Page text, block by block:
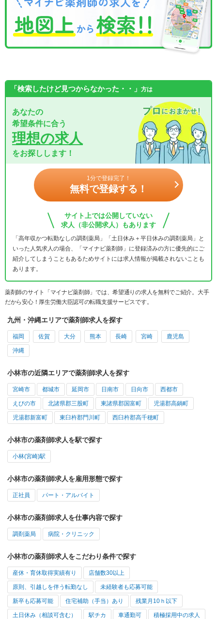
「検索したけど見つからなかった・・」 方は
あなたの
希望条件に合う
理想の求人
をお探しします！
1分で登録完了！
無料で登録する！
サイト上では公開していない
求人（非公開求人）もあります
「高年収かつ転勤なしの調剤薬局」「土日休み＋平日休みの調剤薬局」と
いった人気求人の場合、「マイナビ薬剤師」に登録済みの方に優先的にご
紹介してしまうこともあるためサイトには求人情報が掲載されないことも
あります。
薬剤師のサイト「マイナビ薬剤師」では、希望通りの求人を無料でご紹介。大手
だから安心！厚生労働大臣認可の転職支援サービスです。
九州・沖縄エリアで薬剤師求人を探す
福岡 佐賀 大分 熊本 長崎 宮崎 鹿児島
沖縄
小林市の近隣エリアで薬剤師求人を探す
宮崎市 都城市 延岡市 日南市 日向市 西都市
えびの市 北諸県郡三股町 東諸県郡国富町 児湯郡高鍋町
児湯郡新富町 東臼杵郡門川町 西臼杵郡高千穂町
小林市の薬剤師求人を駅で探す
小林(宮崎)駅
小林市の薬剤師求人を雇用形態で探す
正社員 パート・アルバイト
小林市の薬剤師求人を仕事内容で探す
調剤薬局 病院・クリニック
小林市の薬剤師求人をこだわり条件で探す
産休・育休取得実績有り 店舗数30以上
原則、引越しを伴う転勤なし 未経験者も応募可能
新卒も応募可能 住宅補助（手当）あり 残業月10ｈ以下
土日休み（相談可含む） 駅チカ 車通勤可 積極採用中の求人